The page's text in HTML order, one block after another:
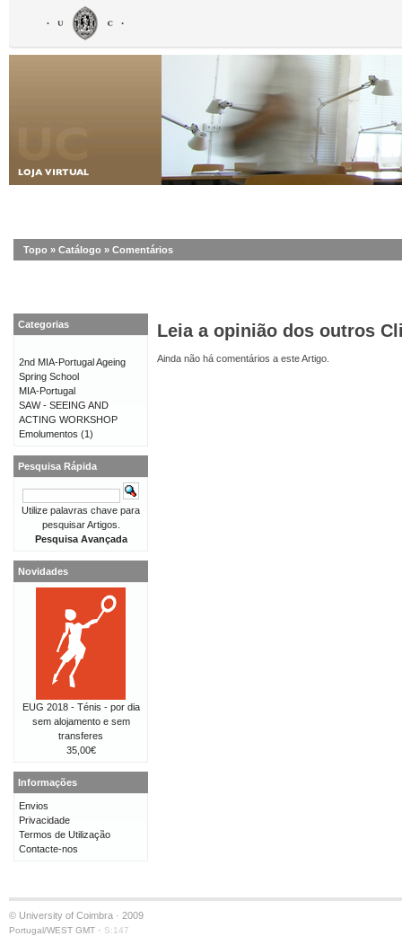
Topo » Catálogo » Comentários
Leia a opinião dos outros
Ainda não há comentários a este Artigo.
Categorias
2nd MIA-Portugal Ageing
Spring School
MIA-Portugal
SAW - SEEING AND
ACTING WORKSHOP
Emolumentos (1)
Pesquisa Rápida
Utilize palavras chave para
pesquisar Artigos.
Pesquisa Avançada
Novidades
EUG 2018 - Ténis - por dia
sem alojamento e sem
transferes
35,00€
Informações
Envios
Privacidade
Termos de Utilização
Contacte-nos
© University of Coimbra · 2009
Portugal/WEST GMT · S:147